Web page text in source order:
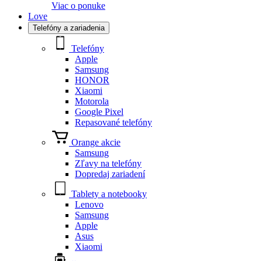
Viac o ponuke
Love
Telefóny a zariadenia
Telefóny
Apple
Samsung
HONOR
Xiaomi
Motorola
Google Pixel
Repasované telefóny
Orange akcie
Samsung
Zľavy na telefóny
Dopredaj zariadení
Tablety a notebooky
Lenovo
Samsung
Apple
Asus
Xiaomi